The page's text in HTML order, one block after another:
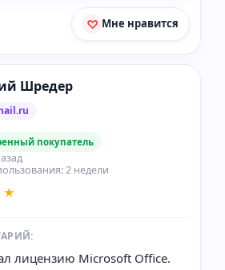
Мне нравится
Шредер
покупатель
2 недели
лицензию Microsoft Office.